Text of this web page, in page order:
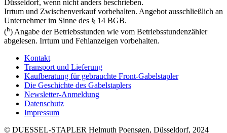
Düsseldorf, wenn nicht anders beschrieben.
Irrtum und Zwischenverkauf vorbehalten. Angebot ausschließlich an
Unternehmer im Sinne des § 14 BGB.
(h) Angabe der Betriebsstunden wie vom Betriebsstundenzähler
abgelesen. Irrtum und Fehlanzeigen vorbehalten.
Kontakt
Transport und Lieferung
Kaufberatung für gebrauchte Front-Gabelstapler
Die Geschichte des Gabelstaplers
Newsletter-Anmeldung
Datenschutz
Impressum
© DUESSEL-STAPLER Helmuth Poensgen, Düsseldorf, 2024